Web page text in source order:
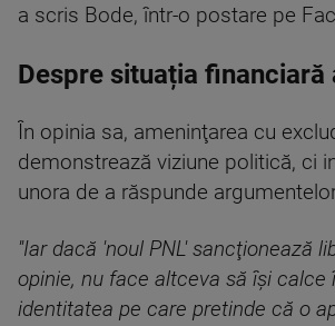
a scris Bode, într-o postare pe
Despre situația financiară
În opinia sa, ameninţarea cu
demonstrează viziune politică, ci
unora de a răspunde
''Iar dacă 'noul PNL' sancţionează
opinie, nu face altceva să îşi calce
identitatea pe care pretinde că o